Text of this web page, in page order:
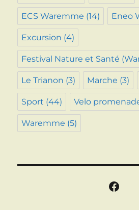
ECS Waremme (14) Eneo
Excursion (4)
Festival Nature et Santé
Le Trianon (3) Marche (3)
Sport (44) Velo
Waremme (5)